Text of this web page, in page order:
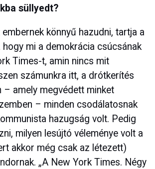
süllyedt?
könnyű hazudni, tartja a
hogy mi a demokrácia csúcsának
Times-t, amin nincs mit
számunkra itt, a drótkerítés
– amely megvédett minket
– minden csodálatosnak
hazugság volt. Pedig
milyen lesújtó véleménye volt a
akkor még csak az létezett)
„A New York Times. Négy